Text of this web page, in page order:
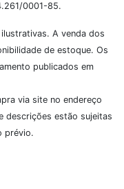
0001-85.
A venda dos
de estoque. Os
publicados em
via site no endereço
descrições estão sujeitas
prévio.